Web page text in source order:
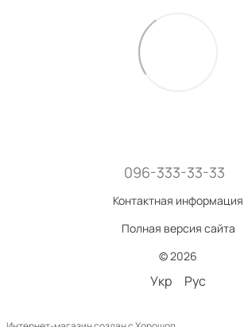
096-333-33-33
Контактная информация
Полная версия сайта
© 2026
Укр Рус